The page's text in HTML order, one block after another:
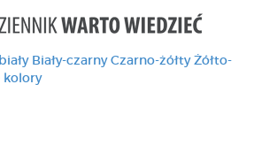
Biały-czarny Czarno-żółty Żółto-
kolory